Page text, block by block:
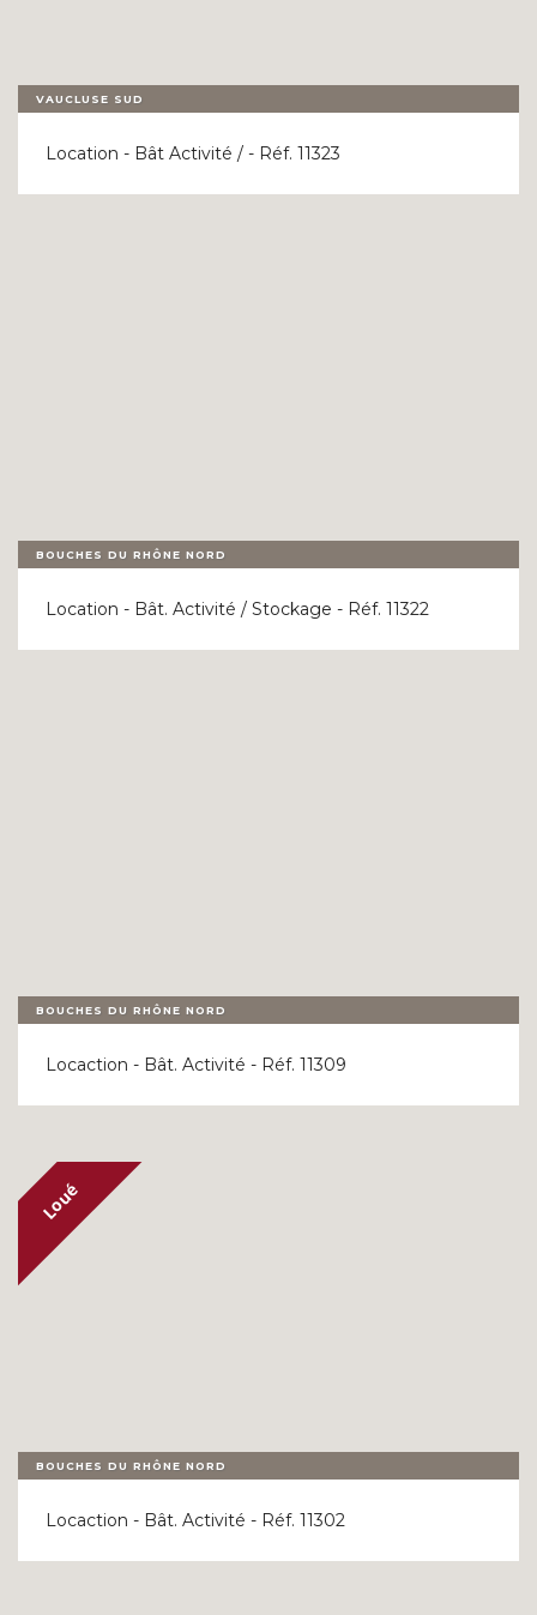
VAUCLUSE SUD
Location - Bât Activité / - Réf. 11323
BOUCHES DU RHÔNE NORD
Location - Bât. Activité / Stockage - Réf. 11322
BOUCHES DU RHÔNE NORD
Locaction - Bât. Activité - Réf. 11309
BOUCHES DU RHÔNE NORD
Locaction - Bât. Activité - Réf. 11302